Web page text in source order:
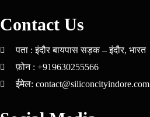
Contact Us
पता : इंदौर बायपास सड़क – इंदौर, भारत
फ़ोन : +919630255566
ईमेल: contact@siliconcityindore.com